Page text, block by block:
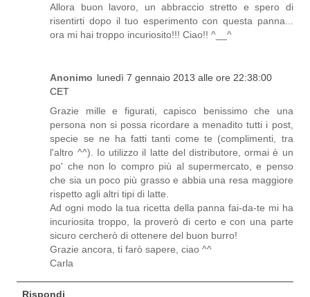
Allora buon lavoro, un abbraccio stretto e spero di
risentirti dopo il tuo esperimento con questa panna...
ora mi hai troppo incuriosito!!! Ciao!! ^__^
Anonimo lunedì 7 gennaio 2013 alle ore 22:38:00
CET
Grazie mille e figurati, capisco benissimo che una
persona non si possa ricordare a menadito tutti i post,
specie se ne ha fatti tanti come te (complimenti, tra
l'altro ^^). Io utilizzo il latte del distributore, ormai è un
po' che non lo compro più al supermercato, e penso
che sia un poco più grasso e abbia una resa maggiore
rispetto agli altri tipi di latte.
Ad ogni modo la tua ricetta della panna fai-da-te mi ha
incuriosita troppo, la proverò di certo e con una parte
sicuro cercherò di ottenere del buon burro!
Grazie ancora, ti farò sapere, ciao ^^
Carla
Rispondi